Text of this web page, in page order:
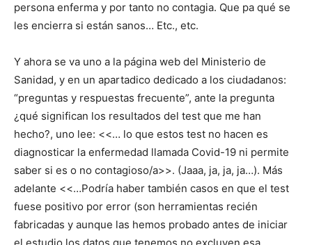
persona enferma y por tanto no contagia. Que pa qué se
les encierra si están sanos… Etc., etc.
Y ahora se va uno a la página web del Ministerio de
Sanidad, y en un apartadico dedicado a los ciudadanos:
“preguntas y respuestas frecuente”, ante la pregunta
¿qué significan los resultados del test que me han
hecho?, uno lee: <<… lo que estos test no hacen es
diagnosticar la enfermedad llamada Covid-19 ni permite
saber si es o no contagioso/a>>. (Jaaa, ja, ja, ja…). Más
adelante <<…Podría haber también casos en que el test
fuese positivo por error (son herramientas recién
fabricadas y aunque las hemos probado antes de iniciar